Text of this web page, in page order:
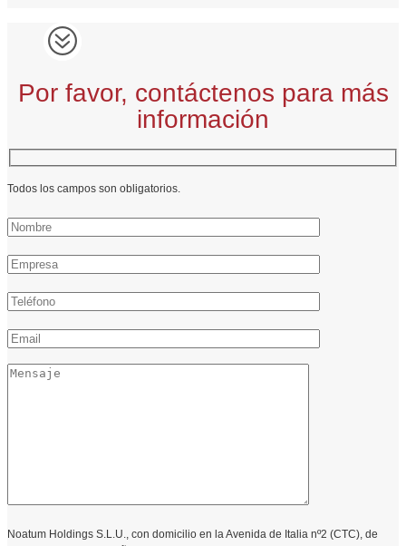
Por favor, contáctenos para más
información
Todos los campos son obligatorios.
Noatum Holdings S.L.U., con domicilio en la Avenida de Italia nº2 (CTC), de